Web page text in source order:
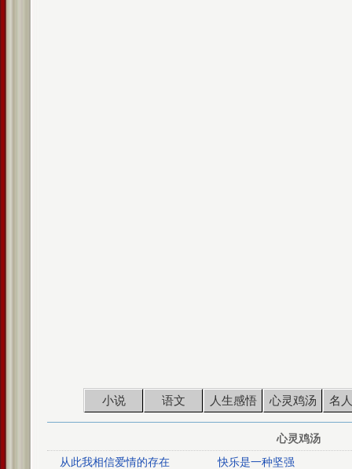
小说 语文 人生感悟 心灵鸡汤 名
心灵鸡汤
从此我相信爱情的存在
快乐是一种坚强